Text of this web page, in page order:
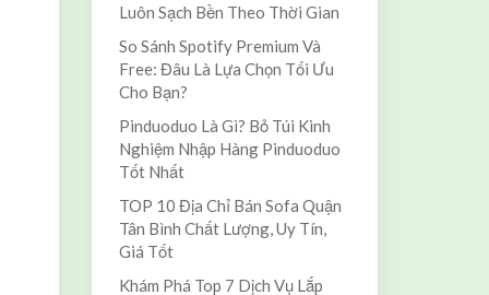
Luôn Sạch Bền Theo Thời Gian
So Sánh Spotify Premium Và
Free: Đâu Là Lựa Chọn Tối Ưu
Cho Bạn?
Pinduoduo Là Gì? Bỏ Túi Kinh
Nghiệm Nhập Hàng Pinduoduo
Tốt Nhất
TOP 10 Địa Chỉ Bán Sofa Quận
Tân Bình Chất Lượng, Uy Tín,
Giá Tốt
Khám Phá Top 7 Dịch Vụ Lắp